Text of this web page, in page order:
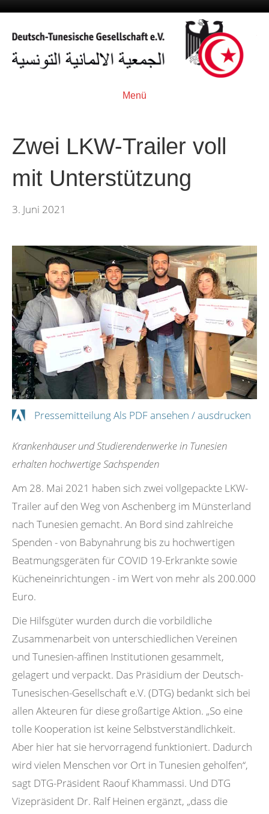
Menü
Zwei LKW-Trailer voll
mit Unterstützung
3. Juni 2021
Als PDF Lesen
Pressemitteilung Als PDF ansehen / ausdrucken
Krankenhäuser und Studierendenwerke in Tunesien
erhalten hochwertige Sachspenden
Am 28. Mai 2021 haben sich zwei vollgepackte LKW-
Trailer auf den Weg von Aschenberg im Münsterland
nach Tunesien gemacht. An Bord sind zahlreiche
Spenden - von Babynahrung bis zu hochwertigen
Beatmungsgeräten für COVID 19-Erkrankte sowie
Kücheneinrichtungen - im Wert von mehr als 200.000
Euro.
Die Hilfsgüter wurden durch die vorbildliche
Zusammenarbeit von unterschiedlichen Vereinen
und Tunesien-affinen Institutionen gesammelt,
gelagert und verpackt. Das Präsidium der Deutsch-
Tunesischen-Gesellschaft e.V. (DTG) bedankt sich bei
allen Akteuren für diese großartige Aktion. „So eine
tolle Kooperation ist keine Selbstverständlichkeit.
Aber hier hat sie hervorragend funktioniert. Dadurch
wird vielen Menschen vor Ort in Tunesien geholfen“,
sagt DTG-Präsident Raouf Khammassi. Und DTG
Vizepräsident Dr. Ralf Heinen ergänzt, „dass die